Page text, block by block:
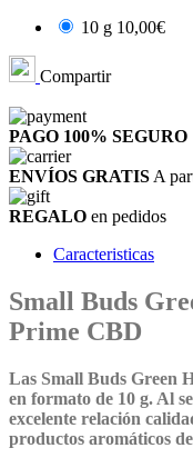
10 g 10,00€
Compartir
PAGO 100% SEGURO
ENVÍOS GRATIS A
REGALO en pedidos
Caracteristicas
Small Buds
Prime CBD
Las Small Buds Green
en formato de 10 g. Al
excelente relación
productos aromáticos